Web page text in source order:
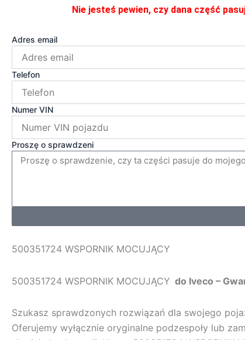
Nie jesteś pewien, czy dana część
Adres email
Telefon
Numer VIN
Proszę o sprawdzeni
500351724 WSPORNIK MOCUJĄCY
500351724 WSPORNIK MOCUJĄCY do Iveco –
Szukasz sprawdzonych rozwiązań dla swojego
Oferujemy wyłącznie oryginalne podzespoły lub